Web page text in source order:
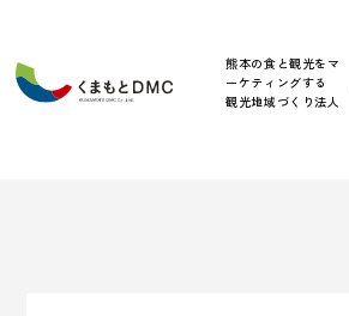
熊本の食と観光をマ
ーケティングする
観光地域づくり法人